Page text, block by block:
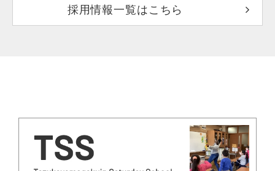
採⽤情報⼀覧はこちら